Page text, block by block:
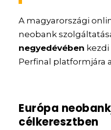
A magyarországi
neobank
negyedévében kezdi
Perfinal platformjára
Európa
célkeresztben